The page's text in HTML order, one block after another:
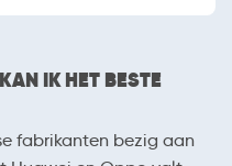
IK HET BESTE
fabrikanten bezig aan